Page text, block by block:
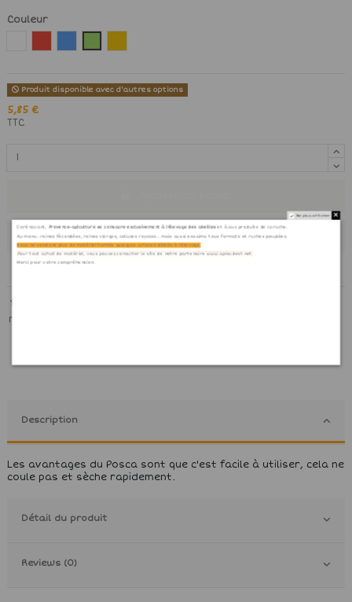
Couleur
Produit disponible avec d'autres options
5,85 €
TTC
marqueur
Description
Les avantages du Posca sont que c'est facile à utiliser, cela ne
coule pas et sèche rapidement.
Détail du produit
Reviews (0)
Ne plus afficher
Dorénavant, Provence-apiculture se consacre exclusivement à l'élevage des abeilleset à aux produits de la ruche.
Au menu : reines fécondées, reines vierges, cellules royales... mais aussi essaims tous formats et ruches peuplées.
Nous ne vendons plus de matériel hormis quelques articles dédiés à l'élevage.
Pour tout achat de matériel, vous pouvez consulter le site de notre partenaire www.apisudest.net
Merci pour votre compréhension.